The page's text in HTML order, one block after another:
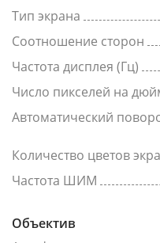
Тип экрана
Соотношение сторон
Частота дисплея (Гц)
Число пикселей на
Автоматический
Количество цветов
Частота ШИМ
Объектив